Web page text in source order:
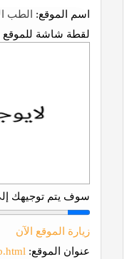
اسم الموقع: الطب
لقطة شاشة للموقع
سوف يتم توجيهك إلى
زيارة الموقع الآن
عنوان الموقع: